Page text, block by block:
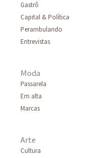
Gastrô
Capital & Política
Perambulando
Entrevistas
Moda
Passarela
Em alta
Marcas
Arte
Cultura